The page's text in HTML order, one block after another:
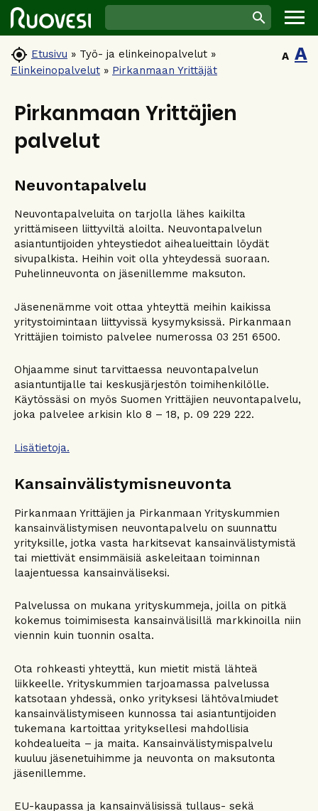
 Etusivu » Työ- ja elinkeinopalvelut »
Elinkeinopalvelut » Pirkanmaan Yrittäjät
A A
Pirkanmaan Yrittäjien
palvelut
Neuvontapalvelu
Neuvontapalveluita on tarjolla lähes kaikilta
yrittämiseen liittyviltä aloilta. Neuvontapalvelun
asiantuntijoiden yhteystiedot aihealueittain löydät
sivupalkista. Heihin voit olla yhteydessä suoraan.
Puhelinneuvonta on jäsenillemme maksuton.
Jäsenenämme voit ottaa yhteyttä meihin kaikissa
yritystoimintaan liittyvissä kysymyksissä. Pirkanmaan
Yrittäjien toimisto palvelee numerossa 03 251 6500.
Ohjaamme sinut tarvittaessa neuvontapalvelun
asiantuntijalle tai keskusjärjestön toimihenkilölle.
Käytössäsi on myös Suomen Yrittäjien neuvontapalvelu,
joka palvelee arkisin klo 8 – 18, p. 09 229 222.
Lisätietoja.
Kansainvälistymisneuvonta
Pirkanmaan Yrittäjien ja Pirkanmaan Yrityskummien
kansainvälistymisen neuvontapalvelu on suunnattu
yrityksille, jotka vasta harkitsevat kansainvälistymistä
tai miettivät ensimmäisiä askeleitaan toiminnan
laajentuessa kansainväliseksi.
Palvelussa on mukana yrityskummeja, joilla on pitkä
kokemus toimimisesta kansainvälisillä markkinoilla niin
viennin kuin tuonnin osalta.
Ota rohkeasti yhteyttä, kun mietit mistä lähteä
liikkeelle. Yrityskummien tarjoamassa palvelussa
katsotaan yhdessä, onko yrityksesi lähtövalmiudet
kansainvälistymiseen kunnossa tai asiantuntijoiden
tukemana kartoittaa yrityksellesi mahdollisia
kohdealueita – ja maita. Kansainvälistymispalvelu
kuuluu jäsenetuihimme ja neuvonta on maksutonta
jäsenillemme.
EU-kaupassa ja kansainvälisissä tullaus- sekä